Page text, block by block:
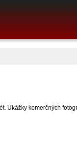
Ukážky komerčných